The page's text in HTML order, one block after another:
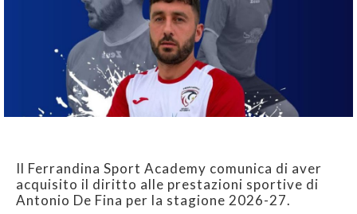
Il Ferrandina Sport Academy comunica di aver
acquisito il diritto alle prestazioni sportive di
Antonio De Fina per la stagione 2026-27.